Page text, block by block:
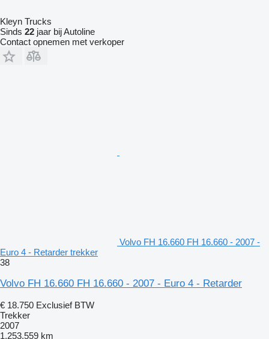
Kleyn Trucks
Sinds 22 jaar bij Autoline
Contact opnemen met verkoper
Volvo FH 16.660 FH 16.660 - 2007 -
Euro 4 - Retarder trekker
38
Volvo FH 16.660 FH 16.660 - 2007 - Euro 4 - Retarder
€ 18.750 Exclusief BTW
Trekker
2007
1.253.559 km